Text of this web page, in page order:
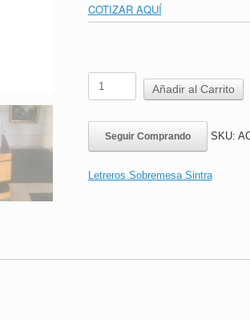
COTIZAR AQUÍ
Letrero
Sobremesa
|
ACHS
|
Estornudar
o
18x36
Añadir al Carrito
Seguir Comprando SKU:
Letreros Sobremesa Sintra